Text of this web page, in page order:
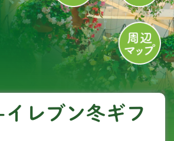
レブン冬ギフ